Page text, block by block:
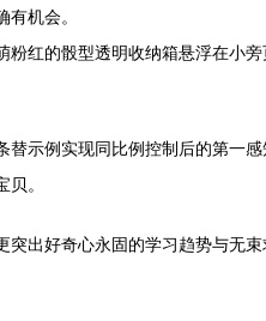
机会。
粉红的骰型透明收纳箱悬浮在小
替示例实现同比例控制后的第一
。
突出好奇心永固的学习趋势与